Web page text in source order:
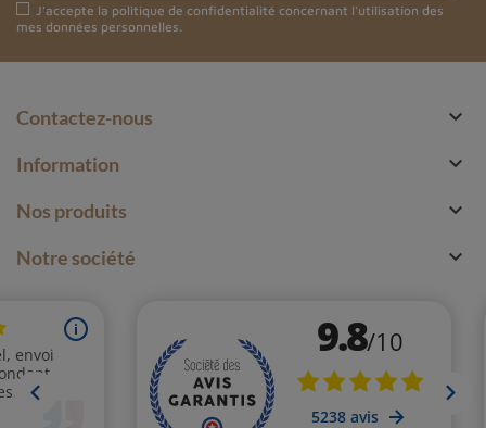
J'accepte la politique de confidentialité concernant l'utilisation des
mes données personnelles.
Contactez-nous 
Information 
Nos produits 
Notre société 